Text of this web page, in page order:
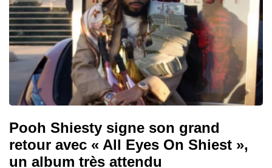
Pooh Shiesty signe son grand
retour avec « All Eyes On Shiest »,
un album très attendu